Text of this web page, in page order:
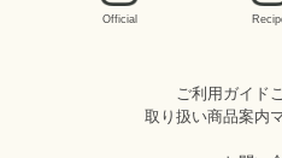
Official
ご利用ガイド
取り扱い商品案内